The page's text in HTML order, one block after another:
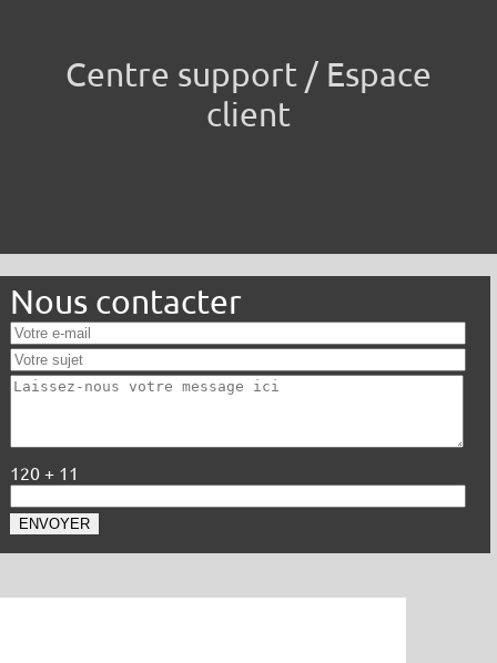
Centre support / Espace
client
Nous contacter
120 + 11